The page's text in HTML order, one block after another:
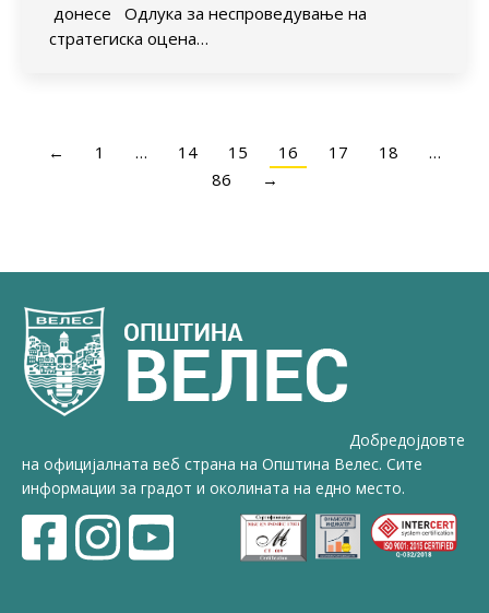
донесе Одлука за неспроведување на
стратегиска оцена…
← 1 … 14 15 16 17 18
…
86
→
Добредојдовте
на официјалната веб страна на Општина Велес. Сите
информации за градот и околината на едно место.